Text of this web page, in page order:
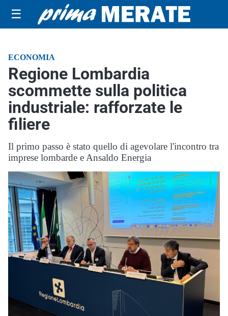
☰
ECONOMIA
Regione Lombardia
scommette sulla politica
industriale: rafforzate le
filiere
Il primo passo è stato quello di agevolare l'incontro tra
imprese lombarde e Ansaldo Energia